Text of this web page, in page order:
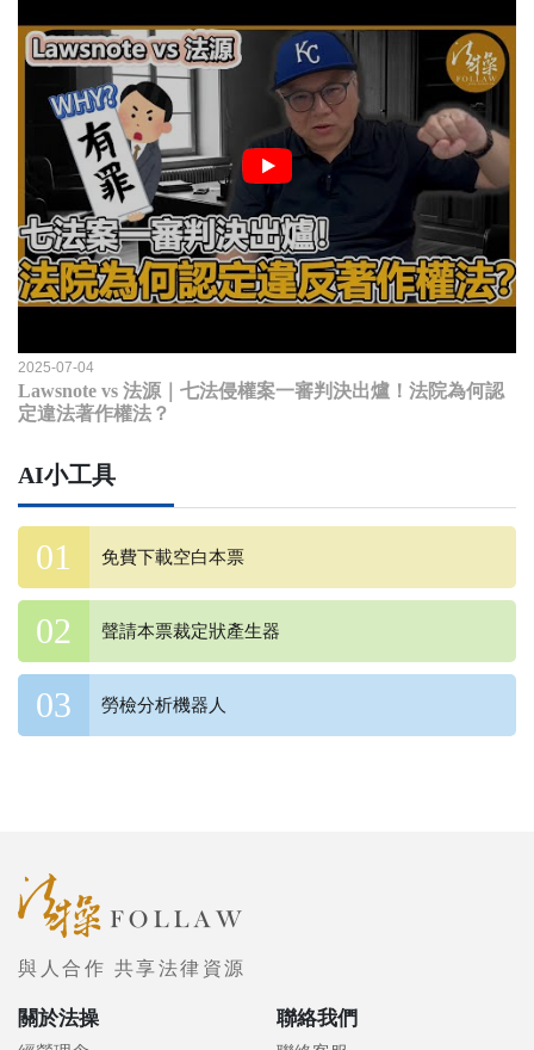
2025-07-04
Lawsnote vs 法源｜七法侵權案一審判決出爐！法院為何認
定違法著作權法？
AI小工具
免費下載空白本票
聲請本票裁定狀產生器
勞檢分析機器人
與人合作 共享法律資源
關於法操 聯絡我們